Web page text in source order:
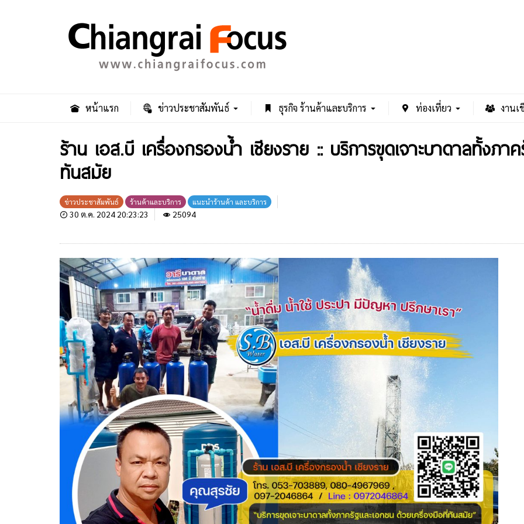
หน้าแรก ข่าวประชาสัมพันธ์ ธุรกิจ ร้านค้าและบริการ ท่องเที่ยว งานเ
ร้าน เอส.บี เครื่องกรองน้ำ เชียงราย :: บริการขุดเจาะบาดาลทั้งภา
ทันสมัย
ข่าวประชาสัมพันธ์ ร้านค้าและบริการ แนะนำร้านค้า และบริการ
30 ต.ค. 2024 20:23:23 25094